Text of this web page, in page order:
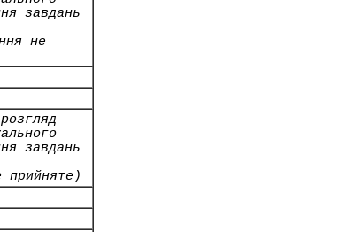
завдань
не
завдань
прийняте)